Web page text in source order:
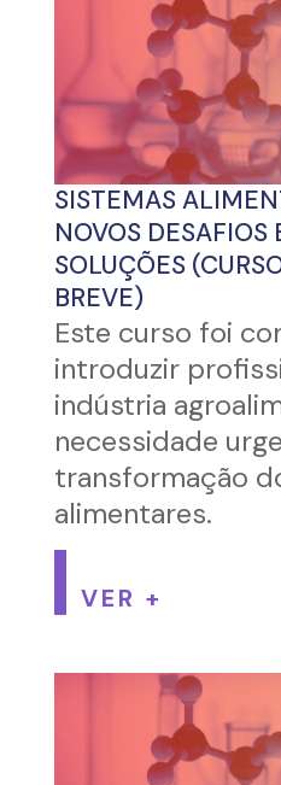
SISTEMAS
NOVOS DESAFIOS
SOLUÇÕES
BREVE)
Este curso foi
introduzir
indústria
necessidade
transformação
alimentares.
VER +